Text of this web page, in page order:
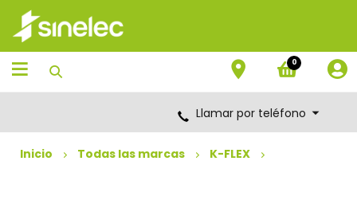
Saltar
contenido
Saltar
menú
de
navegación
0
Llamar por teléfono
Inicio Todas las marcas K-FLEX